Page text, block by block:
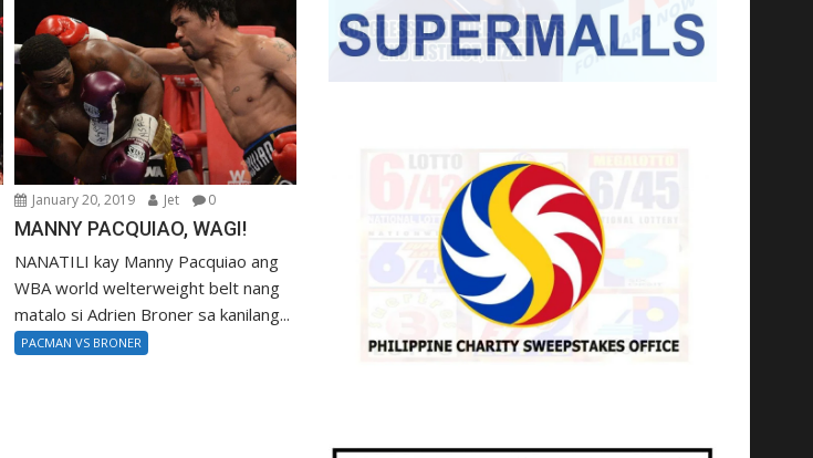
January 20, 2019 Jet 0
MANNY PACQUIAO, WAGI!
NANATILI kay Manny Pacquiao ang
WBA world welterweight belt nang
matalo si Adrien Broner sa kanilang...
PACMAN VS BRONER